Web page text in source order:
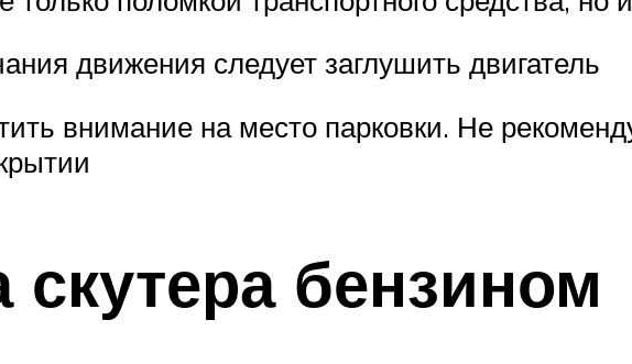
движения следует заглушить двигатель
внимание на место парковки. Не
скутера бензином